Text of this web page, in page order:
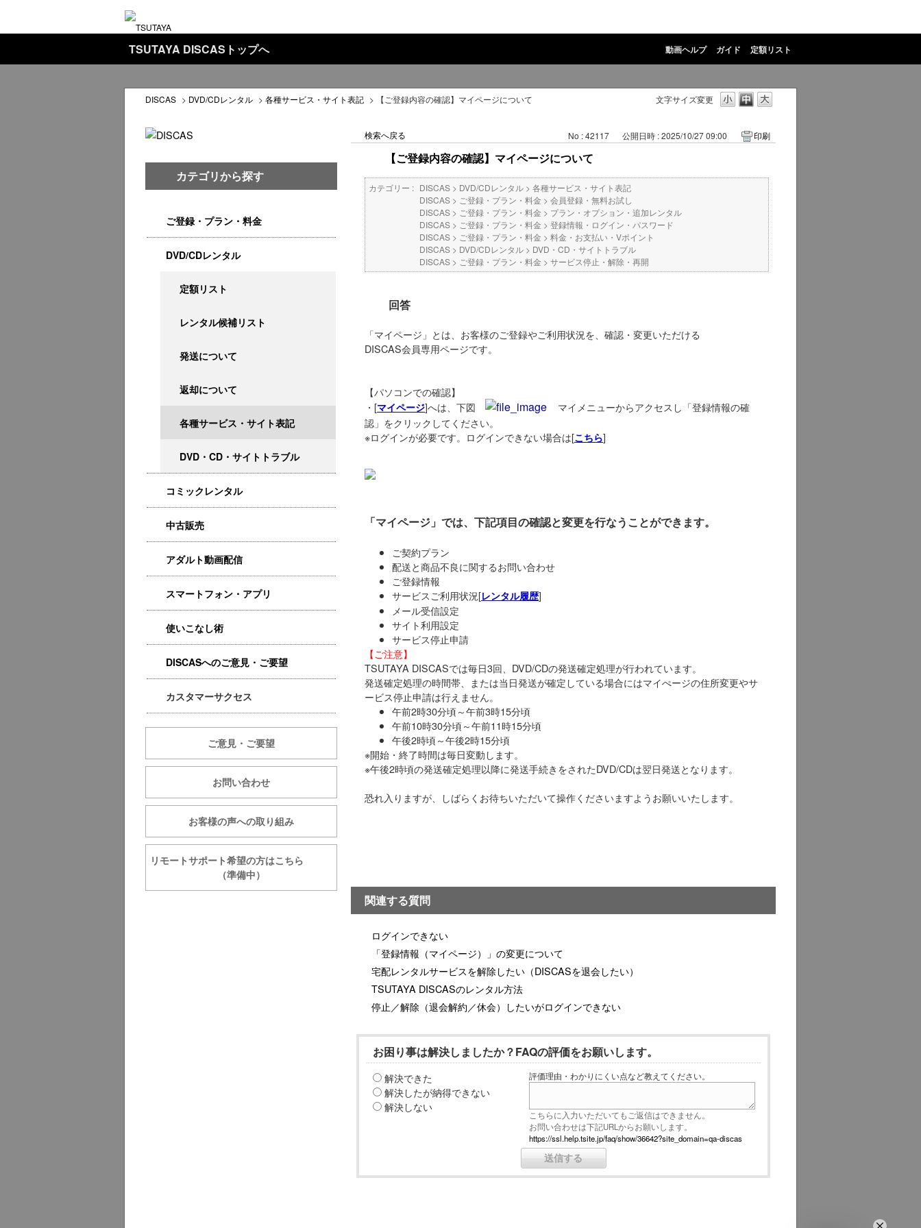
TSUTAYA DISCASトップへ 動画ヘルプ ガイド 定額リスト
文字サイズ変更
DISCAS > DVD/CDレンタル > 各種サービス・サイト表記 > 【ご登録内容の確認】マイページについて
カテゴリから探す
ご登録・プラン・料金
DVD/CDレンタル
定額リスト
レンタル候補リスト
発送について
返却について
各種サービス・サイト表記
DVD・CD・サイトトラブル
コミックレンタル
中古販売
アダルト動画配信
スマートフォン・アプリ
使いこなし術
DISCASへのご意見・ご要望
カスタマーサクセス
ご意見・ご要望
お問い合わせ
お客様の声への取り組み
リモートサポート希望の方はこちら
（準備中）
検索へ戻る No : 42117 公開日時 : 2025/10/27 09:00 印刷
【ご登録内容の確認】マイページについて
カテゴリー : DISCAS > DVD/CDレンタル > 各種サービス・サイト表記
DISCAS > ご登録・プラン・料金 > 会員登録・無料お試し
DISCAS > ご登録・プラン・料金 > プラン・オプション・追加レンタル
DISCAS > ご登録・プラン・料金 > 登録情報・ログイン・パスワード
DISCAS > ご登録・プラン・料金 > 料金・お支払い・Vポイント
DISCAS > DVD/CDレンタル > DVD・CD・サイトトラブル
DISCAS > ご登録・プラン・料金 > サービス停止・解除・再開
回答
「マイページ」とは、お客様のご登録やご利用状況を、確認・変更いただける
DISCAS会員専用ページです。
【パソコンでの確認】
・[マイページ]へは、下図
マイメニューからアクセスし「登録情報の確
認」をクリックしてください。
※ログインが必要です。ログインできない場合は[こちら]
「マイページ」では、下記項目の確認と変更を行なうことができます。
ご契約プラン
配送と商品不良に関するお問い合わせ
ご登録情報
サービスご利用状況[レンタル履歴]
メール受信設定
サイト利用設定
サービス停止申請
【ご注意】
TSUTAYA DISCASでは毎日3回、DVD/CDの発送確定処理が行われています。
発送確定処理の時間帯、または当日発送が確定している場合にはマイぺージの住所変更やサ
ービス停止申請は行えません。
午前2時30分頃～午前3時15分頃
午前10時30分頃～午前11時15分頃
午後2時頃～午後2時15分頃
※開始・終了時間は毎日変動します。
※午後2時頃の発送確定処理以降に発送手続きをされたDVD/CDは翌日発送となります。
恐れ入りますが、しばらくお待ちいただいて操作くださいますようお願いいたします。
関連する質問
ログインできない
「登録情報（マイページ）」の変更について
宅配レンタルサービスを解除したい（DISCASを退会したい）
TSUTAYA DISCASのレンタル方法
停止／解除（退会解約／休会）したいがログインできない
お困り事は解決しましたか？FAQの評価をお願いします。
解決できた
解決したが納得できない
解決しない
評価理由・わかりにくい点など教えてください。
こちらに入力いただいてもご返信はできません。
お問い合わせは下記URLからお願いします。
https://ssl.help.tsite.jp/faq/show/36642?site_domain=qa-discas